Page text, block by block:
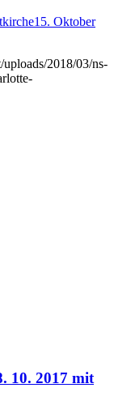
15. Oktober
2018/03/ns-
10. 2017 mit